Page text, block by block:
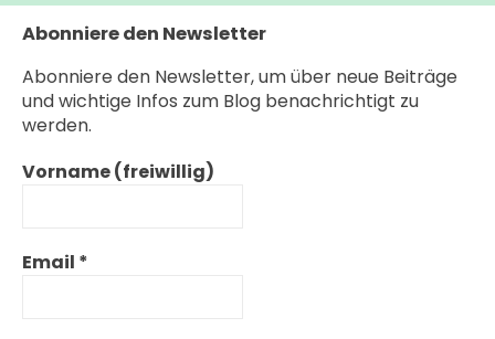
Abonniere den Newsletter
Abonniere den Newsletter, um über neue Beiträge
und wichtige Infos zum Blog benachrichtigt zu
werden.
Vorname (freiwillig)
Email *